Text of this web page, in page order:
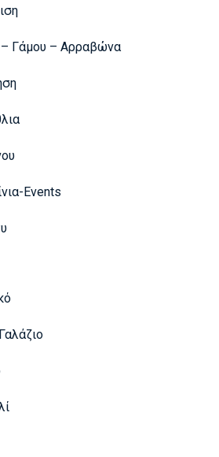
Γάμου – Αρραβώνα
Events